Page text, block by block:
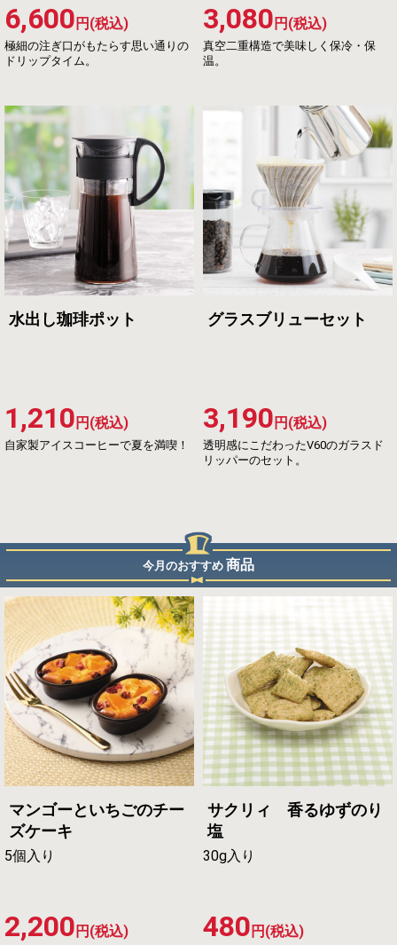
極細の注ぎ口がもたらす思い通りの
ドリップタイム。
6,600 円(税込)
真空二重構造で美味しく保冷・保
温。
3,080 円(税込)
水出し珈琲ポット
自家製アイスコーヒーで夏を満喫！
1,210 円(税込)
グラスブリューセット
透明感にこだわったV60のガラスド
リッパーのセット。
3,190 円(税込)
今月のおすすめ 商品
マンゴーといちごのチー
ズケーキ
5個入り
2,200 円(税込)
サクリィ 香るゆずのり
塩
30g入り
480 円(税込)